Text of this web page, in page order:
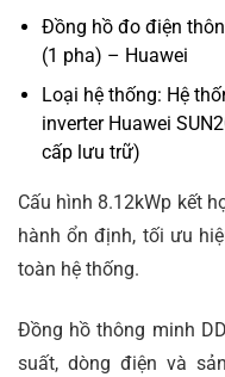
Đồng hồ đo điện
(1 pha) – Huawei
Loại hệ thống: Hệ
inverter Huawei
cấp lưu trữ)
Cấu hình 8.12kWp kết
hành ổn định, tối ưu
toàn hệ thống.
Đồng hồ thông minh
suất, dòng điện và